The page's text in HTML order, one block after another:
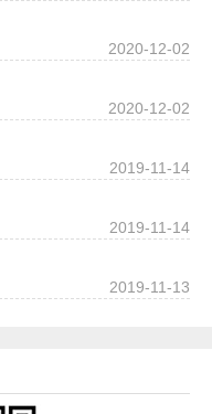
2020-12-02
2020-12-02
2019-11-14
2019-11-14
2019-11-13